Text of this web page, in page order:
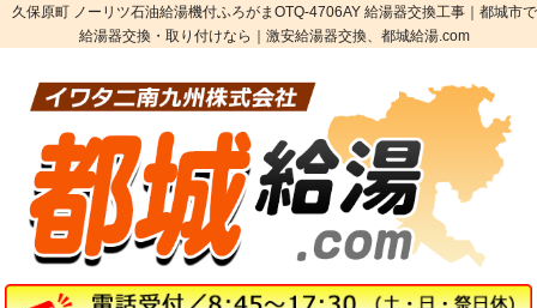
久保原町 ノーリツ石油給湯機付ふろがまOTQ-4706AY 給湯器交換工事｜都城市で
給湯器交換・取り付けなら｜激安給湯器交換、都城給湯.com